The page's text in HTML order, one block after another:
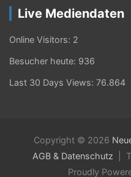
Live Mediendaten
Online Visitors: 2
Besucher heute: 936
Last 30 Days Views: 76.864
Copyright © 2026
AGB & Datenschutz
Proudly